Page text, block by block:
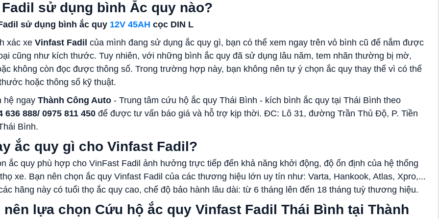
sử dụng bình Ắc quy nào?
sử dụng bình ắc quy 12V 45AH cọc DIN L
xác xe Vinfast Fadil của mình đang sử dụng ắc quy gì, bạn có thể xem ngay trên vỏ bình cũ để nắm được
cũng như kích thước. Tuy nhiên, với những bình ắc quy đã sử dụng lâu năm, tem nhãn thường bị mờ,
không còn đọc được thông số. Trong trường hợp này, bạn không nên tự ý chọn ắc quy thay thế vì có thể
hoặc thông số kỹ thuật.
hệ ngay Thành Công Auto - Trung tâm cứu hộ ắc quy Thái Bình - kích bình ắc quy tại Thái Bình theo
636 888/ 0975 811 450 để được tư vấn báo giá và hỗ trợ kịp thời. ĐC: Lô 31, đường Trần Thủ Độ, P. Tiền
Bình.
ắc quy gì cho Vinfast Fadil?
ắc quy phù hợp cho VinFast Fadil ảnh hưởng trực tiếp đến khả năng khởi động, độ ổn định của hệ thống
xe. Bạn nên chọn ắc quy Vinfast Fadil của các thương hiệu lớn uy tín như: Varta, Hankook, Atlas, Xpro,...
hãng này có tuổi thọ ắc quy cao, chế độ bảo hành lâu dài: từ 6 tháng lên đến 18 tháng tuỳ thương hiệu.
nên lựa chọn Cứu hộ ắc quy Vinfast Fadil Thái Bình tại Thành